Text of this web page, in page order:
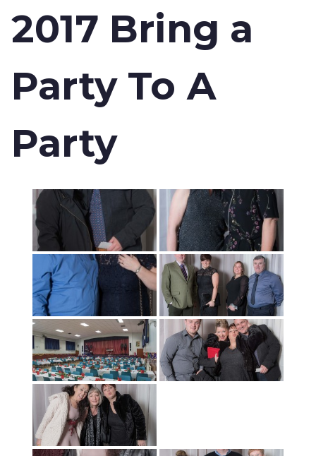
2017 Bring a
Party To A
Party